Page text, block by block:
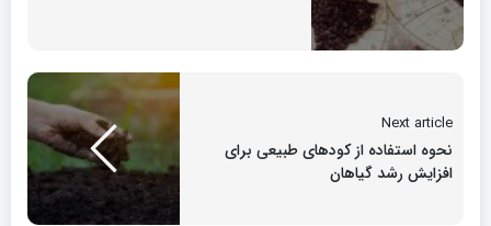
Next article
نحوه استفاده از کودهای طبیعی برای
افزایش رشد گیاهان